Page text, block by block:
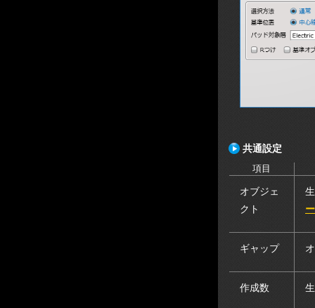
共通設定
項目
オブジェ
クト
ギャップ
作成数